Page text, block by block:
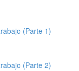
(Parte 1)
(Parte 2)